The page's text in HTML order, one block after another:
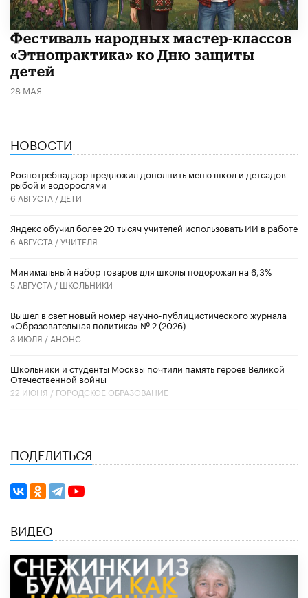
​Фестиваль народных мастер-классов
«Этнопрактика» ко Дню защиты
детей
28 МАЯ
НОВОСТИ
Роспотребнадзор предложил дополнить меню школ и детсадов
рыбой и водорослями
6 АВГУСТА / ДЕТИ
​Яндекс обучил более 20 тысяч учителей использовать ИИ в работе
6 АВГУСТА /УЧИТЕЛЯ
Минимальный набор товаров для школы подорожал на 6,3%
5 АВГУСТА / ШКОЛЬНИКИ
Вышел в свет новый номер научно-публицистического журнала
«Образовательная политика» № 2 (2026)
3 ИЮЛЯ / АНОНС
Школьники и студенты Москвы почтили память героев Великой
Отечественной войны
22 ИЮНЯ / ГОРОДСКОЕ ОБРАЗОВАНИЕ
ПОДЕЛИТЬСЯ
ВИДЕО